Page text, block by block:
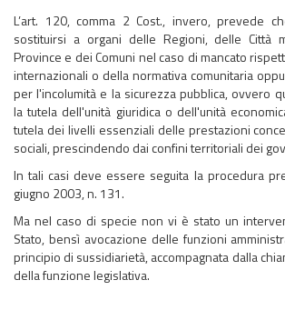
L’art. 120, comma 2 Cost., invero, prevede
sostituirsi a organi delle Regioni, delle Città
Province e dei Comuni nel caso di mancato
internazionali o della normativa comunitaria
per l'incolumità e la sicurezza pubblica, ovvero
la tutela dell'unità giuridica o dell'unità
tutela dei livelli essenziali delle prestazioni
sociali, prescindendo dai confini territoriali dei
In tali casi deve essere seguita la procedura
giugno 2003, n. 131.
Ma nel caso di specie non vi è stato un
Stato, bensì avocazione delle funzioni
principio di sussidiarietà, accompagnata dalla
della funzione legislativa.